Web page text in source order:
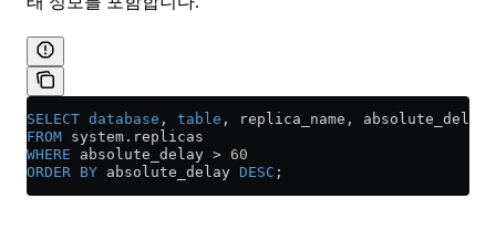
SELECT database , table , replica_name,
FROM system . replicas
WHERE absolute_delay > 60
ORDER BY absolute_delay DESC ;